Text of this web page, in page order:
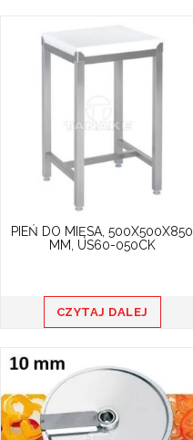
PIEŃ DO MIĘSA, 500X500X850
MM, US60-050CK
CZYTAJ DALEJ